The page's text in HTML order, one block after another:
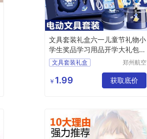
文具套装礼盒六一儿童节礼物小
学生奖品学习用品开学大礼包印
字文具套装礼盒
幼儿园小学生奖品
学习用品开学大礼包
郑州航空
鑫日用百
货店
￥ 1.99 获取底价